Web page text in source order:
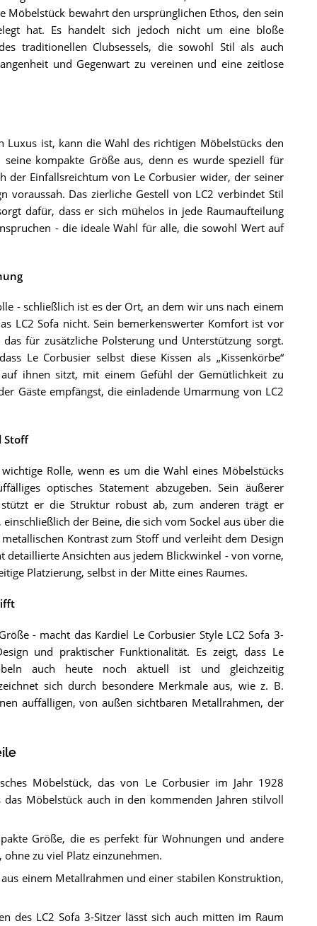
Möbelstück bewahrt den ursprünglichen Ethos, den sein
hat. Es handelt sich jedoch nicht um eine bloße
traditionellen Clubsessels, die sowohl Stil als auch
und Gegenwart zu vereinen und eine zeitlose
ist, kann die Wahl des richtigen Möbelstücks den
seine kompakte Größe aus, denn es wurde speziell für
der Einfallsreichtum von Le Corbusier wider, der seiner
Das zierliche Gestell von LC2 verbindet Stil
dafür, dass er sich mühelos in jede Raumaufteilung
- die ideale Wahl für alle, die sowohl Wert auf
- schließlich ist es der Ort, an dem wir uns nach einem
LC2 Sofa nicht. Sein bemerkenswerter Komfort ist vor
für zusätzliche Polsterung und Unterstützung sorgt.
Le Corbusier selbst diese Kissen als „Kissenkörbe“
ihnen sitzt, mit einem Gefühl der Gemütlichkeit zu
Gäste empfängst, die einladende Umarmung von LC2
Stoff
Rolle, wenn es um die Wahl eines Möbelstücks
optisches Statement abzugeben. Sein äußerer
er die Struktur robust ab, zum anderen trägt er
der Beine, die sich vom Sockel aus über die
Kontrast zum Stoff und verleiht dem Design
detaillierte Ansichten aus jedem Blickwinkel - von vorne,
Platzierung, selbst in der Mitte eines Raumes.
- macht das Kardiel Le Corbusier Style LC2 Sofa 3-
und praktischer Funktionalität. Es zeigt, dass Le
auch heute noch aktuell ist und gleichzeitig
sich durch besondere Merkmale aus, wie z. B.
auffälligen, von außen sichtbaren Metallrahmen, der
Möbelstück, das von Le Corbusier im Jahr 1928
Möbelstück auch in den kommenden Jahren stilvoll
Größe, die es perfekt für Wohnungen und andere
zu viel Platz einzunehmen.
aus einem Metallrahmen und einer stabilen Konstruktion,
des LC2 Sofa 3-Sitzer lässt sich auch mitten im Raum